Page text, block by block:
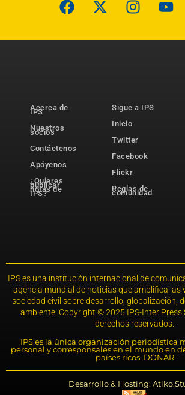
Acerca de
IPS
Nuestros
socios
Contáctenos
Apóyenos
¿Quieres
publicar
notas de
IPS?
Sigue a IPS
Inicio
Twitter
Facebook
Flickr
Reglas de
comunidad
IPS es una institución internacional de
agencia mundial de noticias que amplifica las
sociedad civil sobre desarrollo, globalización,
ambiente. Copyright © 2025 IPS-Inter Press
derechos reservados.
IPS es la única organización periodística
personal y corresponsales en el mundo en
países ricos. DONAR
Desarrollo & Hosting: